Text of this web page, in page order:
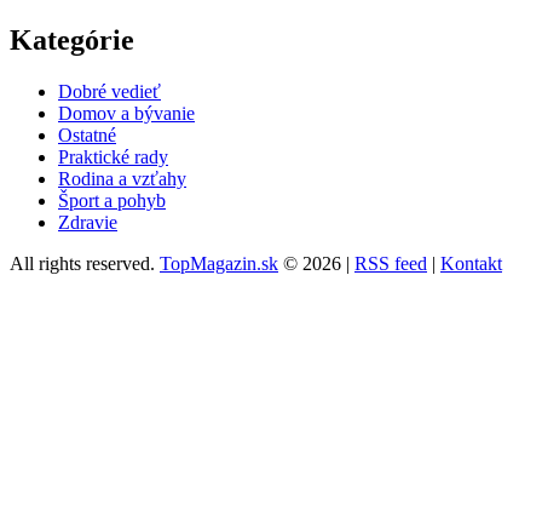
Kategórie
Dobré vedieť
Domov a bývanie
Ostatné
Praktické rady
Rodina a vzťahy
Šport a pohyb
Zdravie
All rights reserved. TopMagazin.sk © 2026 | RSS feed | Kontakt